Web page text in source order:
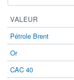
VALEUR
Pétrole Brent
Or
CAC 40